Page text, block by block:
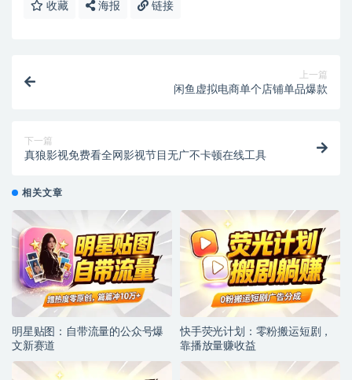
收藏 海报 链接
上一篇
闲鱼虚拟电商单个店铺单品爆款
下一篇
真狼影视免费看全网影视节目无广不卡顿在线工具
相关文章
明星贴图：自带流量的公众号爆
文新赛道
快手荧光计划：零粉搬运短剧，
靠播放量赚收益